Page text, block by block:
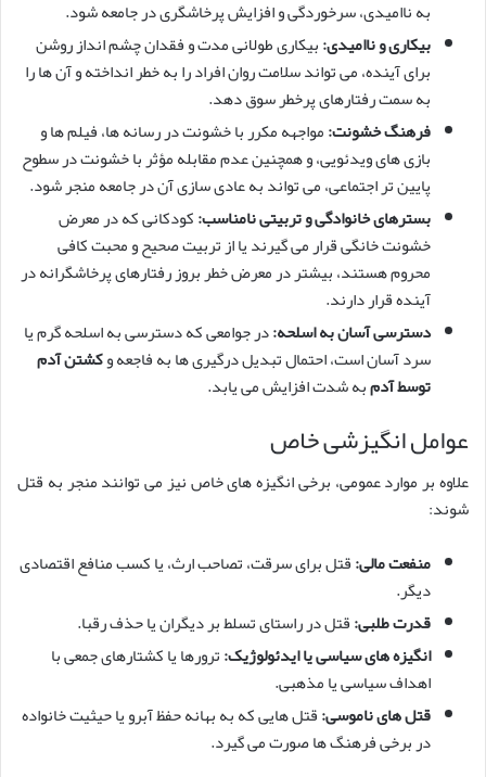
به ناامیدی، سرخوردگی و افزایش پرخاشگری در جامعه شود.
بیکاری و ناامیدی:بیکاری طولانی مدت و فقدان چشم انداز روشن
برای آینده، می تواند سلامت روان افراد را به خطر انداخته و آن ها را
به سمت رفتارهای پرخطر سوق دهد.
فرهنگ خشونت:مواجهه مکرر با خشونت در رسانه ها، فیلم ها و
بازی های ویدئویی، و همچنین عدم مقابله مؤثر با خشونت در سطوح
پایین تر اجتماعی، می تواند به عادی سازی آن در جامعه منجر شود.
بسترهای خانوادگی و تربیتی نامناسب:کودکانی که در معرض
خشونت خانگی قرار می گیرند یا از تربیت صحیح و محبت کافی
محروم هستند، بیشتر در معرض خطر بروز رفتارهای پرخاشگرانه در
آینده قرار دارند.
دسترسی آسان به اسلحه:در جوامعی که دسترسی به اسلحه گرم یا
سرد آسان است، احتمال تبدیل درگیری ها به فاجعه وکشتن آدم
توسط آدمبه شدت افزایش می یابد.
عوامل انگیزشی خاص
علاوه بر موارد عمومی، برخی انگیزه های خاص نیز می توانند منجر به قتل
شوند:
منفعت مالی:قتل برای سرقت، تصاحب ارث، یا کسب منافع اقتصادی
دیگر.
قدرت طلبی:قتل در راستای تسلط بر دیگران یا حذف رقبا.
انگیزه های سیاسی یا ایدئولوژیک:ترورها یا کشتارهای جمعی با
اهداف سیاسی یا مذهبی.
قتل های ناموسی:قتل هایی که به بهانه حفظ آبرو یا حیثیت خانواده
در برخی فرهنگ ها صورت می گیرد.